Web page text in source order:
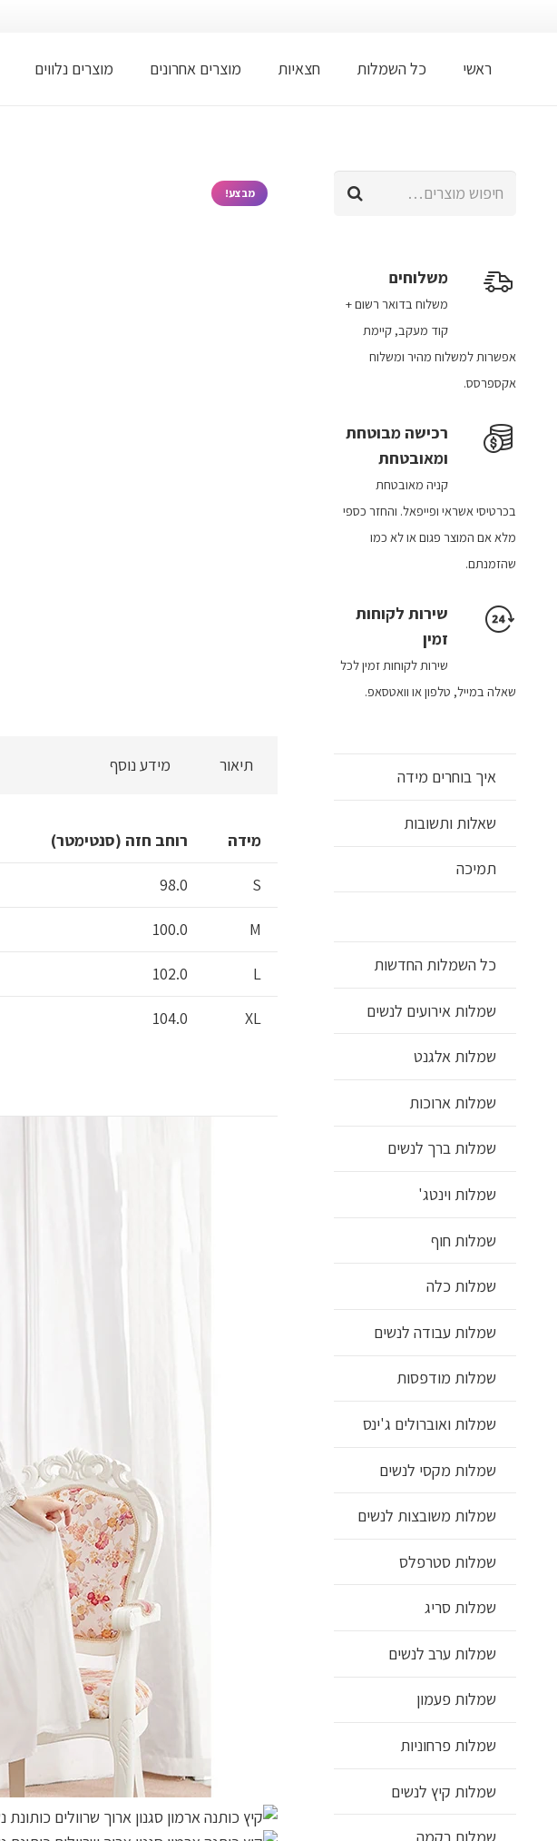
ראשי כל השמלות חצאיות מוצרים אחרונים מוצרים נלווים
מבצע!
תיאור מידע נוסף
מידה רוחב חזה (סנטימטר)
S
98.0
M
100.0
L
102.0
XL
104.0
משלוחים
משלוח​ ב​דואר רשום +
קוד מעקב​​, קיימת
אפשרות למשלוח מהיר​ ומשלוח
אקספרסס.
רכישה​ מבוטחת ​
ומאובטחת
קניה מאובטחת
בכרטיסי אשראי ופייפאל. והחזר כספי
מלא אם המוצר פגום או לא כמו
שהזמנתם.
שירות לקוחות
זמין
שירות לקוחות זמין לכל
שאלה במייל, טלפון או וואטסאפ.
איך בוחרים מידה
שאלות ותשובות
תמיכה
כל השמלות החדשות
שמלות אירועים לנשים
שמלות אלגנט
שמלות ארוכות
שמלות ברך לנשים
שמלות וינטג'
שמלות חוף
שמלות כלה
שמלות עבודה לנשים
שמלות מודפסות
שמלות ואוברולים ג'ינס
שמלות מקסי לנשים
שמלות משובצות לנשים
שמלות סטרפלס
שמלות סריג
שמלות ערב לנשים
שמלות פעמון
שמלות פרחוניות
שמלות קיץ לנשים